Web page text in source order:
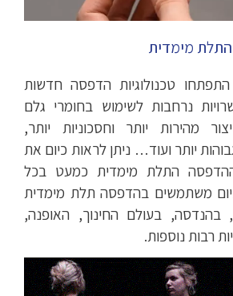
מימדית
טכנולוגיות הדפסה חדשות
נרחבות לשימוש בחומרי גלם
מהירות יותר וחסכוניות יותר,
יותר ועוד… ניתן לראות כיום את
התלת מימדית כמעט בכל
משתמשים בהדפסה תלת מימדית
בהנדסה, בעולם החינוך, האופנה,
רבות נוספות.